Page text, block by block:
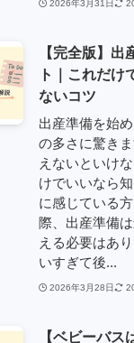
2026年3月31日
【完全版】出
ト｜これだけ
ないコツ
出産準備を始
の多さに驚き
えないといけ
けでいいなら
に感じている
際、出産準備
える必要はあ
いすぎて後...
2026年3月28日
【ベビーバ